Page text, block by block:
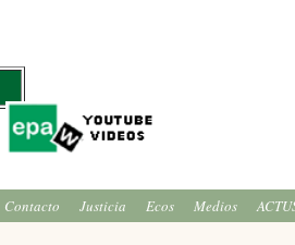
Contacto Justicia Ecos Medios